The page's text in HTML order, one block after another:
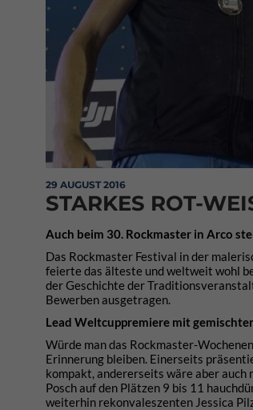
29 AUGUST 2016
STARKES ROT-
Auch beim 30. Rockmaster in Arco
Das Rockmaster Festival in der
feierte das älteste und weltweit wohl
der Geschichte der
Bewerben ausgetragen.
Lead Weltcuppremiere mit
Würde man das Rockmaster-
Erinnerung bleiben. Einerseits
kompakt, andererseits wäre aber auch
Posch auf den Plätzen 9 bis 11
weiterhin rekonvaleszenten Jessica